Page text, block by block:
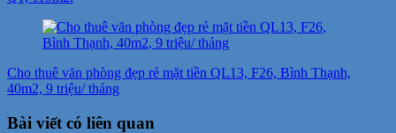
Cho thuê văn phòng đẹp rẻ mặt tiền QL13, F26, Bình Thạnh,
40m2, 9 triệu/ tháng
Bài viết có liên quan